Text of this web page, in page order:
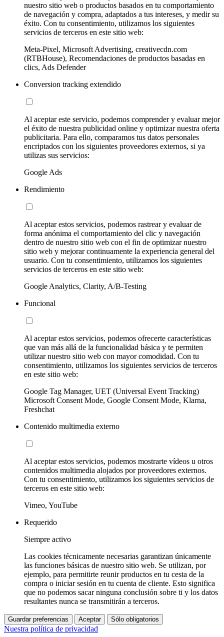
nuestro sitio web o productos basados en tu comportamiento
de navegación y compra, adaptados a tus intereses, y medir su
éxito. Con tu consentimiento, utilizamos los siguientes
servicios de terceros en este sitio web:
Meta-Pixel, Microsoft Advertising, creativecdn.com
(RTBHouse), Recomendaciones de productos basadas en
clics, Ads Defender
Conversion tracking extendido
Al aceptar este servicio, podemos comprender y evaluar mejor
el éxito de nuestra publicidad online y optimizar nuestra oferta
publicitaria. Para ello, comparamos tus datos personales
encriptados con los siguientes proveedores externos, si ya
utilizas sus servicios:
Google Ads
Rendimiento
Al aceptar estos servicios, podemos rastrear y evaluar de
forma anónima el comportamiento del clic y navegación
dentro de nuestro sitio web con el fin de optimizar nuestro
sitio web y mejorar continuamente la experiencia general del
usuario. Con tu consentimiento, utilizamos los siguientes
servicios de terceros en este sitio web:
Google Analytics, Clarity, A/B-Testing
Funcional
Al aceptar estos servicios, podemos ofrecerte características
que van más allá de la funcionalidad básica y te permiten
utilizar nuestro sitio web con mayor comodidad. Con tu
consentimiento, utilizamos los siguientes servicios de terceros
en este sitio web:
Google Tag Manager, UET (Universal Event Tracking)
Microsoft Consent Mode, Google Consent Mode, Klarna,
Freshchat
Contenido multimedia externo
Al aceptar estos servicios, podemos mostrarte vídeos u otros
contenidos multimedia alojados por proveedores externos.
Con tu consentimiento, utilizamos los siguientes servicios de
terceros en este sitio web:
Vimeo, YouTube
Requerido
Siempre activo
Las cookies técnicamente necesarias garantizan únicamente
las funciones básicas de nuestro sitio web. Se utilizan, por
ejemplo, para permitirte reunir productos en tu cesta de la
compra o iniciar sesión en tu cuenta de cliente. Esto significa
que no podemos sacar ninguna conclusión sobre ti y los datos
resultantes nunca se transmitirán a terceros.
Guardar preferencias Aceptar Sólo obligatorios
Nuestra política de privacidad